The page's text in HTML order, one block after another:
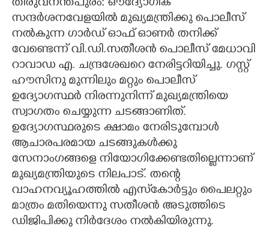
തിരുവനന്തപുരം: ഔദ്യോഗിക
സന്ദർശനവേളയിൽ മുഖ്യമന്ത്രിക്കു പൊലീസ്
നൽകുന്ന ഗാർഡ് ഓഫ് ഓണർ തനിക്ക്
വേണ്ടെന്ന് വി.ഡി.സതീശൻ പൊലീസ് മേധാവി
റാവാഡ എ. ചന്ദ്രശേഖറെ നേരിട്ടറിയിച്ചു. ഗസ്റ്റ്
ഹൗസിനു മുന്നിലും മറ്റും പൊലീസ്
ഉദ്യോഗസ്ഥർ നിരന്നുനിന്ന് മുഖ്യമന്ത്രിയെ
സ്വാഗതം ചെയ്യുന്ന ചടങ്ങാണിത്.
ഉദ്യോഗസ്ഥരുടെ ക്ഷാമം നേരിടുമ്പോൾ
ആചാരപരമായ ചടങ്ങുകൾക്കു
സേനാംഗങ്ങളെ നിയോഗിക്കേണ്ടതില്ലെന്നാണ്
മുഖ്യമന്ത്രിയുടെ നിലപാട്. തന്റെ
വാഹനവ്യൂഹത്തിൽ എസ്‌കോർട്ടും പൈലറ്റും
മാത്രം മതിയെന്നു സതീശൻ അടുത്തിടെ
ഡിജിപിക്കു നിർദേശം നൽകിയിരുന്നു.